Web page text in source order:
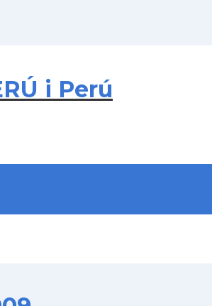
i Perú